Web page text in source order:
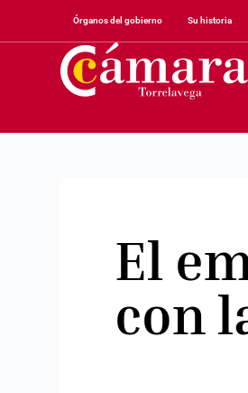
Órganos del gobierno Su historia
El
con